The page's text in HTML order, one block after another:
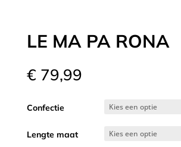
LE MA PA RONA
€ 79,99
Confectie
Lengte maat